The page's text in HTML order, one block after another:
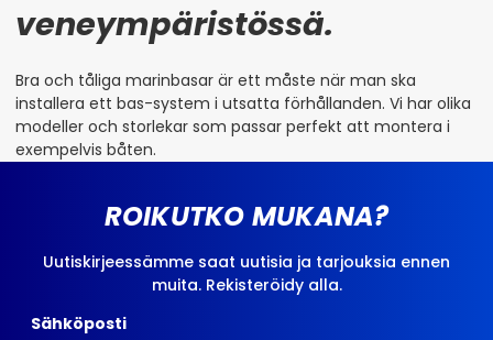
veneympäristössä.
Bra och tåliga marinbasar är ett måste när man ska
installera ett bas-system i utsatta förhållanden. Vi har olika
modeller och storlekar som passar perfekt att montera i
exempelvis båten.
ROIKUTKO MUKANA?
Uutiskirjeessämme saat uutisia ja tarjouksia ennen
muita. Rekisteröidy alla.
Sähköposti